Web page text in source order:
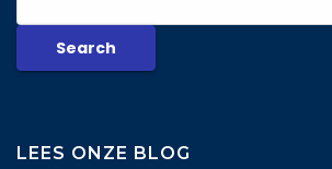
LEES ONZE BLOG